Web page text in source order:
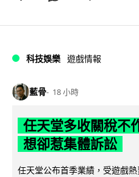
科技娛樂 遊戲情報
藍骨 18 小時
任天堂多收關稅
想卻惹集體訴訟
任天堂公布首季業績，受遊戲